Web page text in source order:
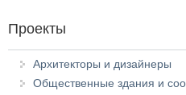
Проекты
Архитекторы и дизайнеры
Общественные здания и